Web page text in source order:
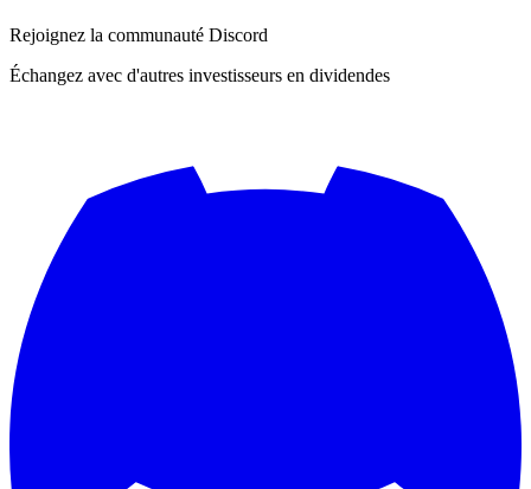
Rejoignez la communauté Discord
Échangez avec d'autres investisseurs en dividendes